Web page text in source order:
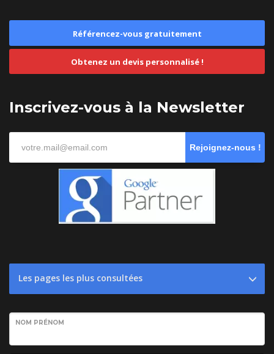
Référencez-vous gratuitement
Obtenez un devis personnalisé !
Inscrivez-vous à la Newsletter
Rejoignez-nous !
Les pages les plus consultées
NOM PRÉNOM